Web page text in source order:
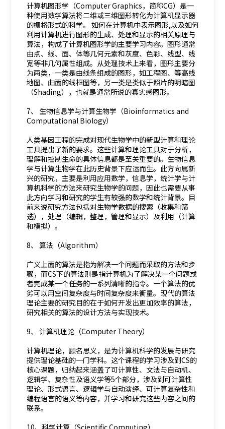
计算机图形学（Computer Graphics，简称CG）是一
种使用数学算法将二维或三维图形转化为计算机显示器
的栅格形式的科学。 如何在计算机中表示图形,以及如何
利用计算机进行图形的生成、处理和显示的相关原理与
算法，构成了计算机图形学的主要学习内容。图形通常
由点、线、面、体等几何元素和灰度、色彩、线型、线
宽等非几何属性组成。从处理技术上来看，图形主要分
为两类，一类是由线条组成的图形，如工程图、等高线
地图、曲面的线框图等，另一类是类似于照片的明暗图
（Shading），也就是通常所说的真实感图形。
7、 生物信息学与计算生物学（Bioinformatics and
Computational Biology）
人类基因工程的完成对现代生物学中的新型计算和理论
工具提出了新的要求。这些计算和理论工具对于分析，
理解和控制生命的具体信息都是至关重要的。生物信息
学与计算生物学在此历史背景下应运而生。此方向属新
兴的研究，主要是利用应用数学，信息学，统计学与计
算机科学的方法来研究生物学的问题，因此也需要从事
此方向学习和研究的学生有较强的数学和统计背景。目
前来说研究方法包括对生物学数据的搜索（收集和筛
选），处理（编辑，整理，管理和显示）及利用（计算
和模拟）。
8、 算法（Algorithm）
广义上面的算法是指为解决一个问题而采取的方法和步
骤，而CS下的算法则是指计算机为了解决某一个问题或
者完成某一个任务的一系列清晰的指令。一个算法的优
劣可以用空间复杂度与时间复杂度来衡量。现代的算法
理论主要的研究目的在于如何开发出更加效率的算法，
研究相关的算法的设计方法与实现技术。
9、 计算机理论（Computer Theory）
计算机理论，顾名思义，是为计算机科学的发展与研究
提供理论基础的一门学科。这个课程的学习涉及到CS的
核心课题，归纳起来涵盖了可计算性、文法与自动机、
逻辑学、复杂性及语义学等5个部分，涉及到可计算性
理论、形式语言、逻辑学与自动演绎、可计算复杂性和
编程语言的语义等内容，并学习和研究这些内容之间的
联系。
10、科学计算（Scientific Computing）